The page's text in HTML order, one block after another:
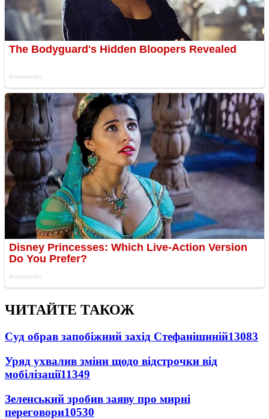
ЧИТАЙТЕ ТАКОЖ
Суд обрав запобіжний захід Стефанішиній13083
Уряд ухвалив зміни щодо відстрочки від
мобілізації11349
Зеленський зробив заяву про мирні
переговори10530